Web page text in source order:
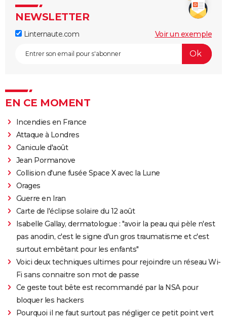
NEWSLETTER
Linternaute.com Voir un exemple
EN CE MOMENT
Incendies en France
Attaque à Londres
Canicule d'août
Jean Pormanove
Collision d'une fusée Space X avec la Lune
Orages
Guerre en Iran
Carte de l'éclipse solaire du 12 août
Isabelle Gallay, dermatologue : "avoir la peau qui pèle n'est
pas anodin, c'est le signe d'un gros traumatisme et c'est
surtout embêtant pour les enfants"
Voici deux techniques ultimes pour rejoindre un réseau Wi-
Fi sans connaitre son mot de passe
Ce geste tout bête est recommandé par la NSA pour
bloquer les hackers
Pourquoi il ne faut surtout pas négliger ce petit point vert